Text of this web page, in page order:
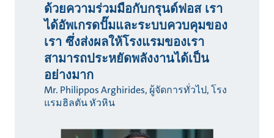
ด้วยความร่วมมือกับกรุนด์ฟอส เรา
ได้อัพเกรดปั๊มและระบบควบคุมของ
เรา ซึ่งส่งผลให้โรงแรมของเรา
สามารถประหยัดพลังงานได้เป็น
อย่างมาก
Mr. Philippos Arghirides, ผู้จัดการทั่วไป, โรง
แรมฮิลตัน หัวหิน